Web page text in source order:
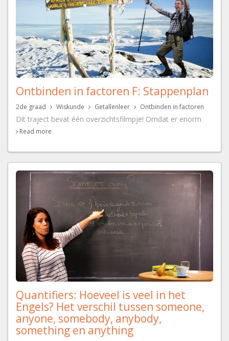
Ontbinden in factoren F: Stappenplan
2de graad Wiskunde Getallenleer Ontbinden in factoren
Dit traject bevat één overzichtsfilmpje! Omdat er enorm
veel methodes zijn om een veelterm te ontbinden in
stappenplan noodzakelijk. Je krijgt een overzicht van in
welke gevallen een bepaalde methode aangewezen is te
gebruiken.
Read more
Quantifiers: Hoeveel is veel in het
Engels? Het verschil tussen someone,
anyone, somebody, anybody,
something en anything